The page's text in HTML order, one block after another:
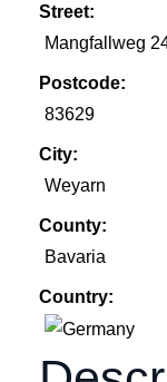
Street:
Mangfallweg
Postcode:
83629
City:
Weyarn
County:
Bavaria
Country: